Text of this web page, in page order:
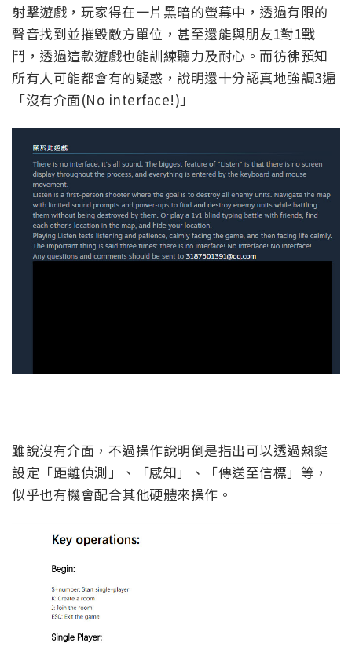
射擊遊戲，玩家得在一片黑暗的螢幕中，透過有限的
聲音找到並摧毀敵方單位，甚至還能與朋友1對1戰
鬥，透過這款遊戲也能訓練聽力及耐心。而彷彿預知
所有人可能都會有的疑惑，說明還十分認真地強調3遍
「沒有介面(No interface!)」
雖說沒有介面，不過操作說明倒是指出可以透過熱鍵
設定「距離偵測」、「感知」、「傳送至信標」等，
似乎也有機會配合其他硬體來操作。